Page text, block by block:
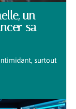
un
sa
surtout